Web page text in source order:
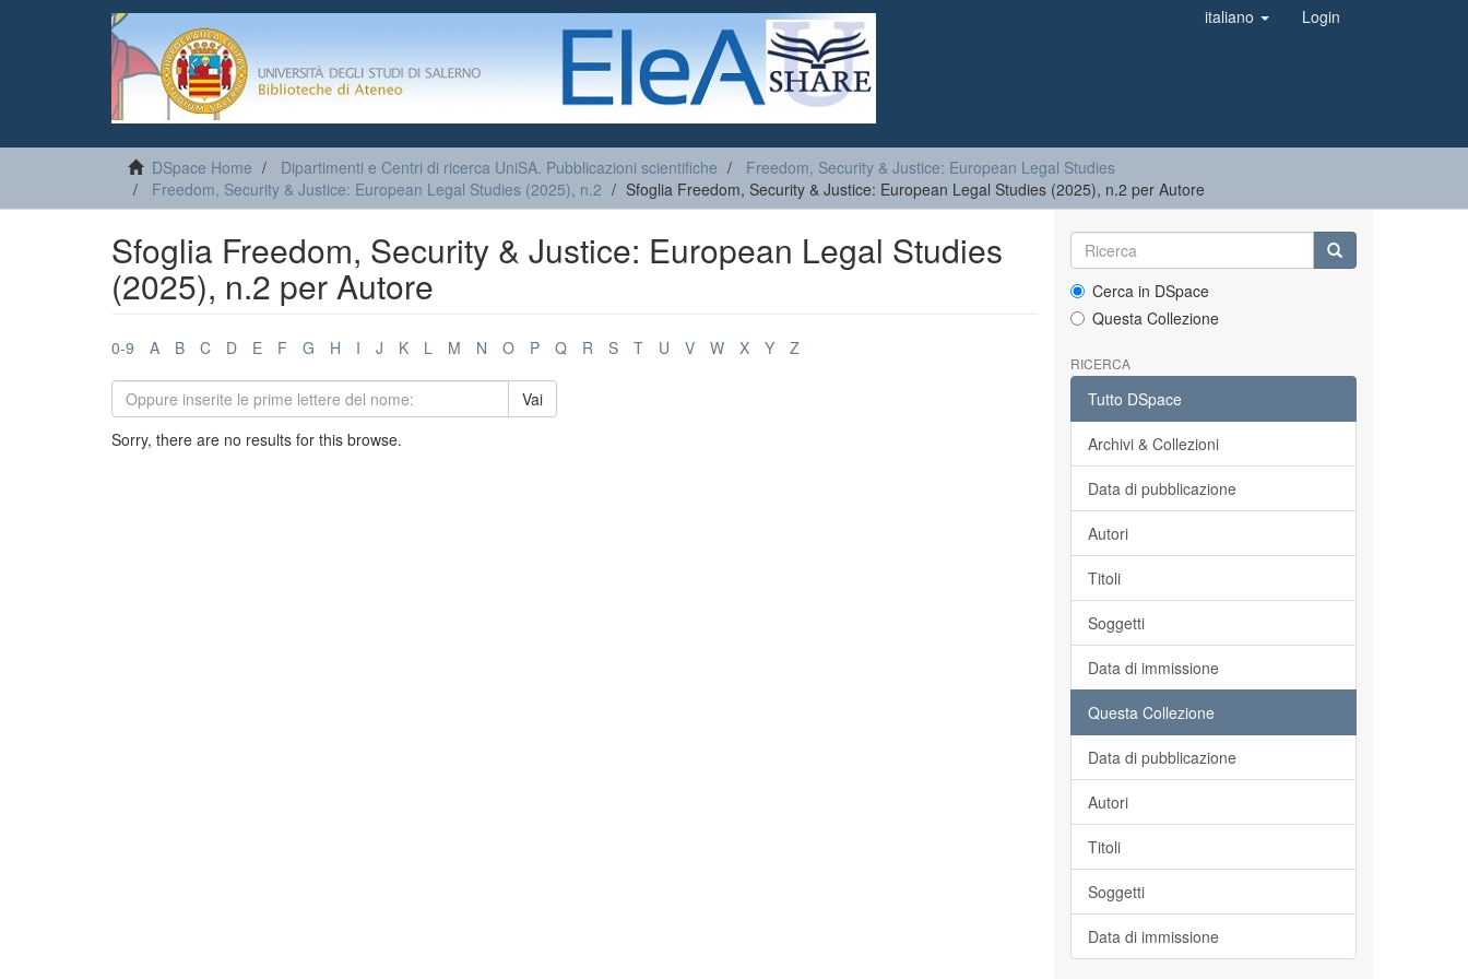
italiano Login
DSpace Home Dipartimenti e Centri di ricerca UniSA. Pubblicazioni scientifiche
Freedom, Security & Justice: European Legal Studies
Freedom, Security & Justice: European Legal Studies (2025), n.2
Sfoglia Freedom, Security & Justice: European Legal Studies (2025), n.2 per Autore
Sfoglia Freedom, Security & Justice: European Legal Studies
(2025), n.2 per Autore
0-9 A B C D E F G H I J K L M N O P Q R S T U V W X Y Z
Vai
Sorry, there are no results for this browse.
Cerca in DSpace
Questa Collezione
RICERCA
Tutto DSpace
Archivi & Collezioni
Data di pubblicazione
Autori
Titoli
Soggetti
Data di immissione
Questa Collezione
Data di pubblicazione
Autori
Titoli
Soggetti
Data di immissione